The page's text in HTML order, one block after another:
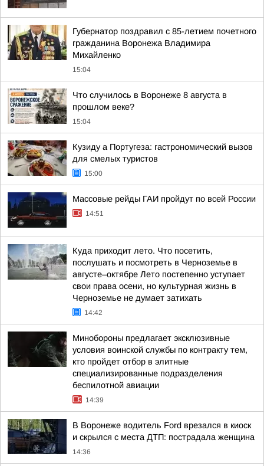
Губернатор поздравил с 85-летием почетного
гражданина Воронежа Владимира
Михайленко
15:04
Что случилось в Воронеже 8 августа в
прошлом веке?
15:04
Кузиду а Португеза: гастрономический вызов
для смелых туристов
15:00
Массовые рейды ГАИ пройдут по всей России
14:51
Куда приходит лето. Что посетить,
послушать и посмотреть в Черноземье в
августе–октябре Лето постепенно уступает
свои права осени, но культурная жизнь в
Черноземье не думает затихать
14:42
Минобороны предлагает эксклюзивные
условия воинской службы по контракту тем,
кто пройдет отбор в элитные
специализированные подразделения
беспилотной авиации
14:39
В Воронеже водитель Ford врезался в киоск
и скрылся с места ДТП: пострадала женщина
14:36